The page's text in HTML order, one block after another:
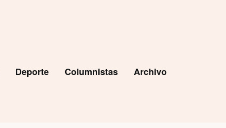
Deporte Columnistas Archivo